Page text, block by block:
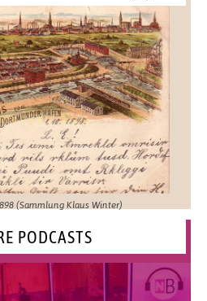
(Sammlung Klaus Winter)
PODCASTS